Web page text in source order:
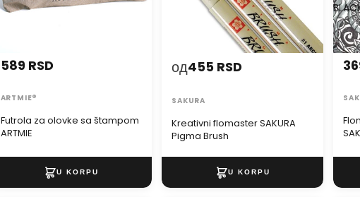
Futrola za olovke sa štampom
ARTMIE
589 RSD
ARTMIE®
Kreativni flomaster SAKURA
Pigma Brush
од455 RSD
SAKURA